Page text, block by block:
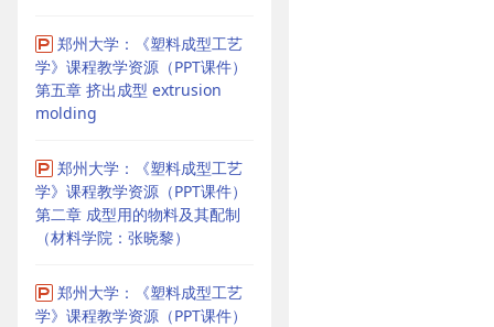
郑州大学：《塑料成型工艺
学》课程教学资源（PPT课件）
第五章 挤出成型 extrusion
molding
郑州大学：《塑料成型工艺
学》课程教学资源（PPT课件）
第二章 成型用的物料及其配制
（材料学院：张晓黎）
郑州大学：《塑料成型工艺
学》课程教学资源（PPT课件）